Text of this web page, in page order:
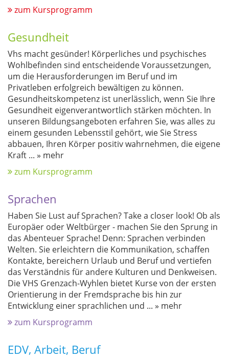
zum Kursprogramm
Gesundheit
Vhs macht gesünder! Körperliches und psychisches
Wohlbefinden sind entscheidende Voraussetzungen,
um die Herausforderungen im Beruf und im
Privatleben erfolgreich bewältigen zu können.
Gesundheitskompetenz ist unerlässlich, wenn Sie Ihre
Gesundheit eigenverantwortlich stärken möchten. In
unseren Bildungsangeboten erfahren Sie, was alles zu
einem gesunden Lebensstil gehört, wie Sie Stress
abbauen, Ihren Körper positiv wahrnehmen, die eigene
Kraft ... » mehr
zum Kursprogramm
Sprachen
Haben Sie Lust auf Sprachen? Take a closer look! Ob als
Europäer oder Weltbürger - machen Sie den Sprung in
das Abenteuer Sprache! Denn: Sprachen verbinden
Welten. Sie erleichtern die Kommunikation, schaffen
Kontakte, bereichern Urlaub und Beruf und vertiefen
das Verständnis für andere Kulturen und Denkweisen.
Die VHS Grenzach-Wyhlen bietet Kurse von der ersten
Orientierung in der Fremdsprache bis hin zur
Entwicklung einer sprachlichen und ... » mehr
zum Kursprogramm
EDV, Arbeit, Beruf